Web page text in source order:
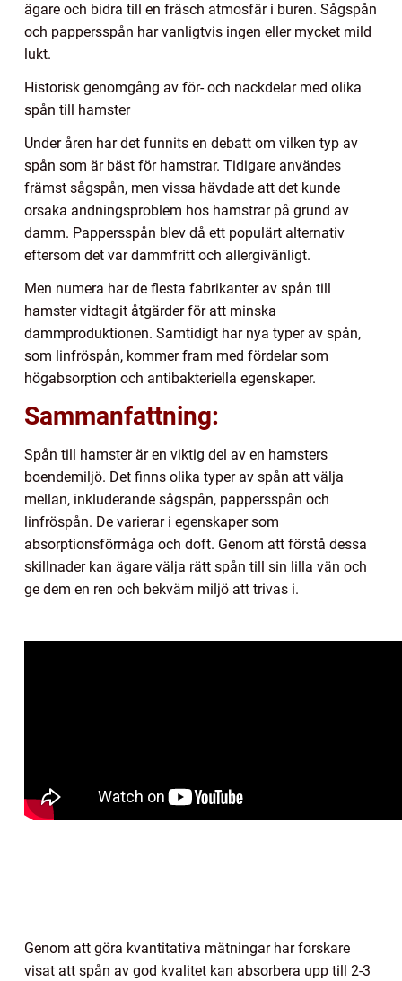
ägare och bidra till en fräsch atmosfär i buren. Sågspån
och pappersspån har vanligtvis ingen eller mycket mild
lukt.
Historisk genomgång av för- och nackdelar med olika
spån till hamster
Under åren har det funnits en debatt om vilken typ av
spån som är bäst för hamstrar. Tidigare användes
främst sågspån, men vissa hävdade att det kunde
orsaka andningsproblem hos hamstrar på grund av
damm. Pappersspån blev då ett populärt alternativ
eftersom det var dammfritt och allergivänligt.
Men numera har de flesta fabrikanter av spån till
hamster vidtagit åtgärder för att minska
dammproduktionen. Samtidigt har nya typer av spån,
som linfröspån, kommer fram med fördelar som
högabsorption och antibakteriella egenskaper.
Sammanfattning:
Spån till hamster är en viktig del av en hamsters
boendemiljö. Det finns olika typer av spån att välja
mellan, inkluderande sågspån, pappersspån och
linfröspån. De varierar i egenskaper som
absorptionsförmåga och doft. Genom att förstå dessa
skillnader kan ägare välja rätt spån till sin lilla vän och
ge dem en ren och bekväm miljö att trivas i.
Genom att göra kvantitativa mätningar har forskare
visat att spån av god kvalitet kan absorbera upp till 2-3